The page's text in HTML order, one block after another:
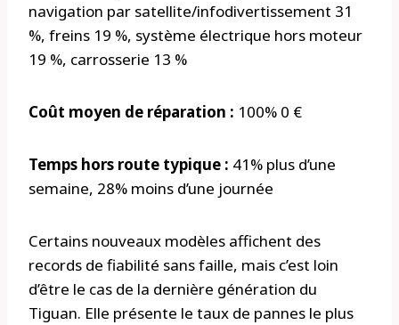
navigation par satellite/infodivertissement 31
%, freins 19 %, système électrique hors moteur
19 %, carrosserie 13 %
Coût moyen de réparation : 100% 0 €
Temps hors route typique : 41% plus d’une
semaine, 28% moins d’une journée
Certains nouveaux modèles affichent des
records de fiabilité sans faille, mais c’est loin
d’être le cas de la dernière génération du
Tiguan. Elle présente le taux de pannes le plus